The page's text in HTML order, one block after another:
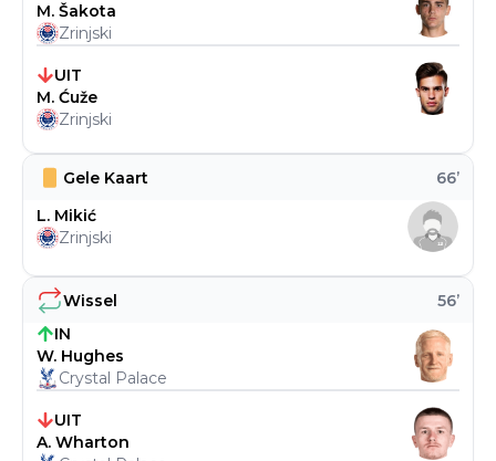
Wissel 56’
IN
W. Hughes
Crystal Palace
UIT
A. Wharton
Gele Kaart 66’
L. Mikić
Zrinjski
M. Šakota
Zrinjski
UIT
M. Ćuže
Zrinjski